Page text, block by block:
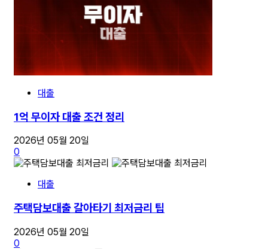
대출
1억 무이자 대출 조건 정리
2026년 05월 20일
0
대출
주택담보대출 갈아타기 최저금리 팁
2026년 05월 20일
0